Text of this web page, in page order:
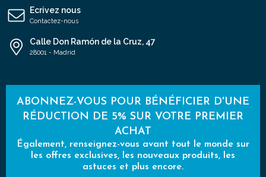
Ecrivez nous
Contactez-nous
Calle Don Ramón de la Cruz, 47
28001 - Madrid
ABONNEZ-VOUS POUR BÉNÉFICIER D'UNE
RÉDUCTION DE 5% SUR VOTRE PREMIER
ACHAT
Également, renseignez-vous avant tout le monde sur
les offres exclusives, les nouveaux produits, les
astuces et plus encore.